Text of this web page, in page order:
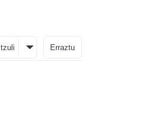
Itzuli Erraztu